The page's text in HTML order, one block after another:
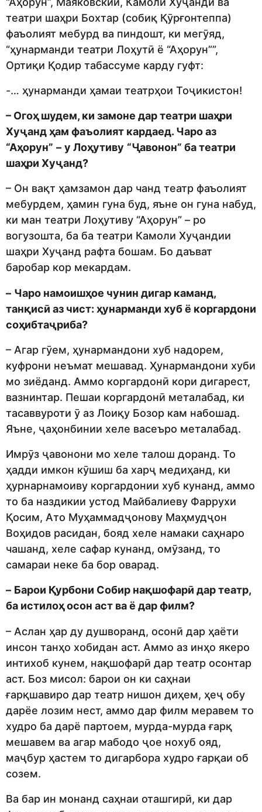
театри шаҳри Бохтар (собиқ Қӯрғонтеппа)
фаъолият мебурд ва пиндошт, ки мегӯяд,
“ҳунарманди театри Лоҳутӣ ё “Аҳорун””,
Ортиқи Қодир табассуме карду гуфт:
-… ҳунарманди ҳамаи театрҳои Тоҷикистон!
– Огоҳ шудем, ки замоне дар театри шаҳри
Хуҷанд ҳам фаъолият кардаед. Чаро аз
“Аҳорун” – у Лоҳутиву “Ҷавонон” ба театри
шаҳри Хуҷанд?
– Он вақт ҳамзамон дар чанд театр фаъолият
мебурдем, ҳамин гуна буд, яъне он гуна набуд,
ки ман театри Лоҳутиву “Аҳорун” – ро
вогузошта, ба ба театри Камоли Хуҷандии
шаҳри Хуҷанд рафта бошам. Бо даъват
баробар кор мекардам.
– Чаро намоишҳое чунин дигар каманд,
танқисӣ аз чист: ҳунарманди хуб ё коргардони
соҳибтаҷриба?
– Агар гӯем, ҳунармандони хуб надорем,
куфрони неъмат мешавад. Ҳунармандони хуби
мо зиёданд. Аммо коргардонӣ кори дигарест,
вазнинтар. Пешаи коргардонӣ металабад, ки
тасаввуроти ӯ аз Лоиқу Бозор кам набошад.
Яъне, ҷаҳонбинии хеле васеъро металабад.
Имрӯз ҷавонони мо хеле талош доранд. То
ҳадди имкон кӯшиш ба харҷ медиҳанд, ки
ҳурнарнамоиву коргардонии хуб кунанд, аммо
то ба наздикии устод Майбалиеву Фаррухи
Қосим, Ато Муҳаммадҷонову Маҳмудҷон
Воҳидов расидан, бояд хеле намаки саҳнаро
чашанд, хеле сафар кунанд, омӯзанд, то
самараи неке ба бор оварад.
– Барои Қурбони Собир нақшофарӣ дар театр,
ба истилоҳ осон аст ва ё дар филм?
– Аслан ҳар ду душворанд, осонӣ дар ҳаёти
инсон танҳо хобидан аст. Аммо аз инҳо якеро
интихоб кунем, нақшофарӣ дар театр осонтар
аст. Боз мисол: барои он ки саҳнаи
ғарқшавиро дар театр нишон диҳем, ҳеҷ обу
дарёе лозим нест, аммо дар филм меравем то
худро ба дарё партоем, мурда-мурда ғарқ
мешавем ва агар мабодо ҷое нохуб ояд,
маҷбур ҳастем то дигарбора худро ғарқаи об
созем.
Ва бар ин монанд саҳнаи оташгирӣ, ки дар